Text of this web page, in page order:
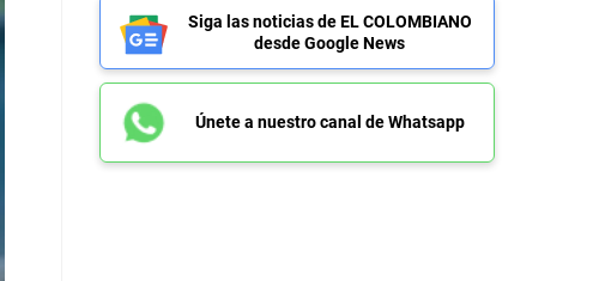
Siga las noticias de EL COLOMBIANO
desde Google News
Únete a nuestro canal de Whatsapp